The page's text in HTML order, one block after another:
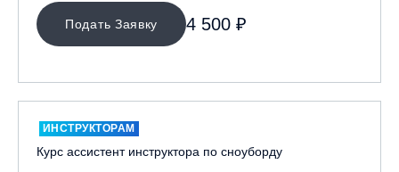
МЕСТО ПРОВЕДЕНИЯ
Подать Заявку 4 500 ₽
ИНСТРУКТОРАМ
Курс ассистент инструктора по сноуборду